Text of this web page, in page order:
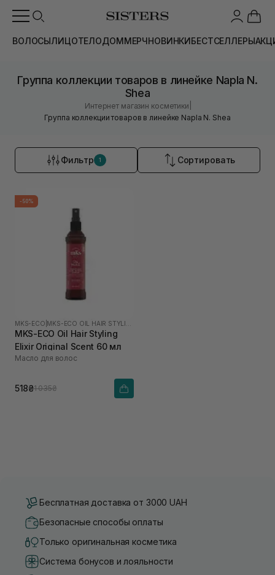
ВОЛОСЫЛИЦОТЕЛОДОММЕРЧНОВИНКИБЕСТСЕЛЛЕРЫ
Группа коллекции товаров в линейке Napla N.
Shea
Интернет магазин косметики
Группа коллекции товаров в линейке Napla N. Shea
Фильтр 1 Сортировать
-50%
MKS-ECO
MKS-ECO Oil Hair Styling
Elixir Original Scent 60 мл
Масло для волос
518₴1 035₴
Бесплатная доставка от 3000 UAH
Безопасные способы оплаты
Только оригинальная косметика
Система бонусов и лояльности